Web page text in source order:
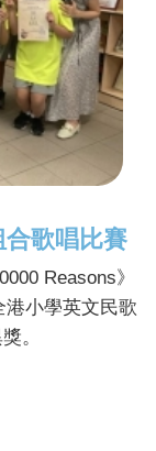
歌唱比賽
Reasons》
小學英文民歌
。